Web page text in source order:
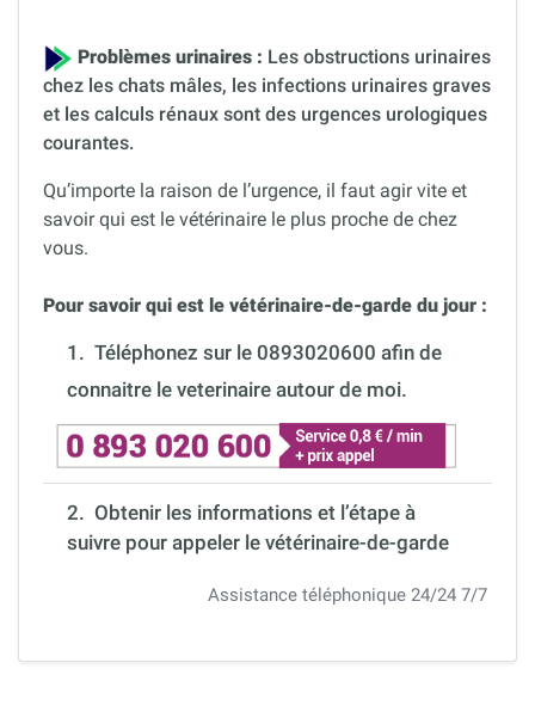
Problèmes urinaires : Les obstructions urinaires
chez les chats mâles, les infections urinaires graves
et les calculs rénaux sont des urgences urologiques
courantes.
Qu’importe la raison de l’urgence, il faut agir vite et
savoir qui est le vétérinaire le plus proche de chez
vous.
Pour savoir qui est le vétérinaire-de-garde du jour :
1. Téléphonez sur le 0893020600 afin de
connaitre le veterinaire autour de moi.
2. Obtenir les informations et l’étape à
suivre pour appeler le vétérinaire-de-garde
Assistance téléphonique 24/24 7/7